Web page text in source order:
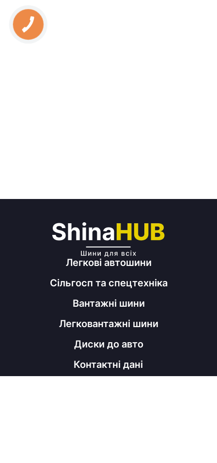
Легкові автошини
Сільгосп та спецтехніка
Вантажні шини
Легковантажні шини
Диски до авто
Контактні дані